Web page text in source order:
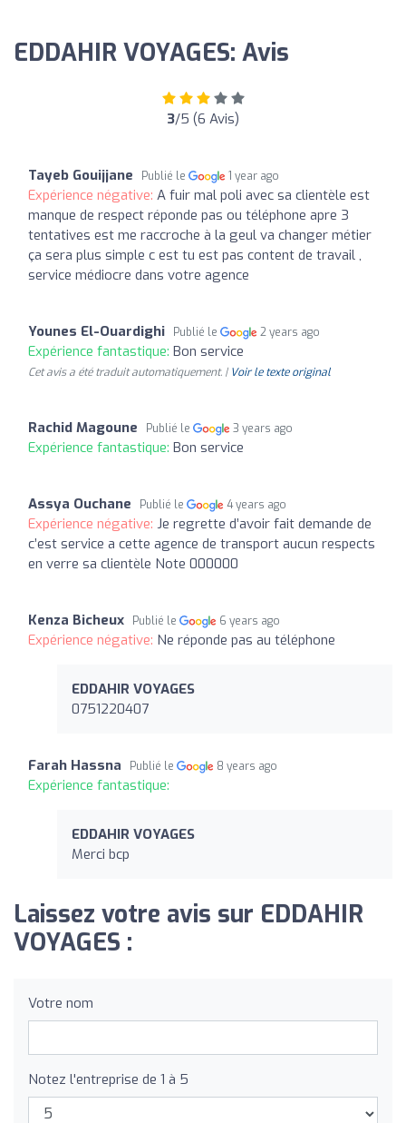
EDDAHIR VOYAGES: Avis
3/5 (6 Avis)
Tayeb Gouijjane Publié le 1 year ago
Expérience négative: A fuir mal poli avec sa clientèle est
manque de respect réponde pas ou téléphone apre 3
tentatives est me raccroche à la geul va changer métier
ça sera plus simple c est tu est pas content de travail ,
service médiocre dans votre agence
Younes El-Ouardighi Publié le 2 years ago
Expérience fantastique: Bon service
Cet avis a été traduit automatiquement. | Voir le texte original
Rachid Magoune Publié le 3 years ago
Expérience fantastique: Bon service
Assya Ouchane Publié le 4 years ago
Expérience négative: Je regrette d’avoir fait demande de
c’est service a cette agence de transport aucun respects
en verre sa clientèle Note 000000
Kenza Bicheux Publié le 6 years ago
Expérience négative: Ne réponde pas au téléphone
EDDAHIR VOYAGES
0751220407
Farah Hassna Publié le 8 years ago
Expérience fantastique:
EDDAHIR VOYAGES
Merci bcp
Laissez votre avis sur EDDAHIR
VOYAGES :
Votre nom
Notez l'entreprise de 1 à 5